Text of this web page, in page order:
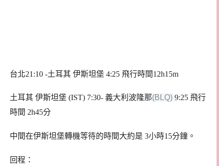
台北21:10 -土耳其 伊斯坦堡 4:25 飛行時間12h15m
土耳其 伊斯坦堡 (IST) 7:30- 義大利波隆那(BLQ) 9:25 飛行
時間 2h45分
中間在伊斯坦堡轉機等待的時間大約是 3小時15分鐘。
回程：